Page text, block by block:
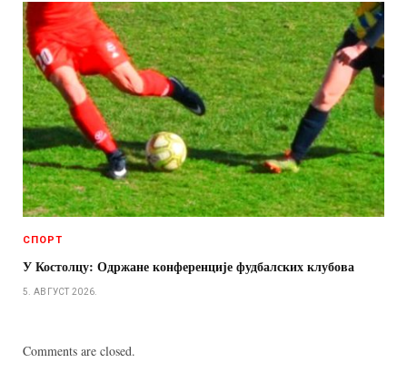
СПОРТ
У Костолцу: Одржане конференције фудбалских клубова
5. АВГУСТ 2026.
Comments are closed.